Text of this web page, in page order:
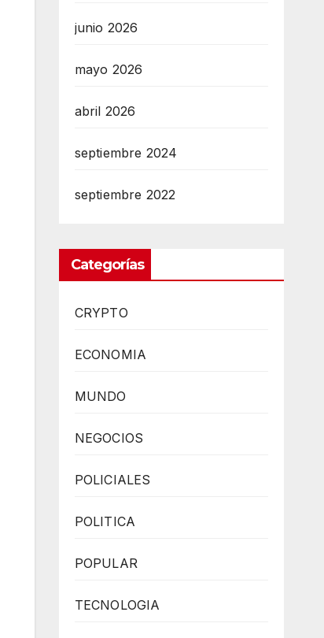
junio 2026
mayo 2026
abril 2026
septiembre 2024
septiembre 2022
Categorías
CRYPTO
ECONOMIA
MUNDO
NEGOCIOS
POLICIALES
POLITICA
POPULAR
TECNOLOGIA